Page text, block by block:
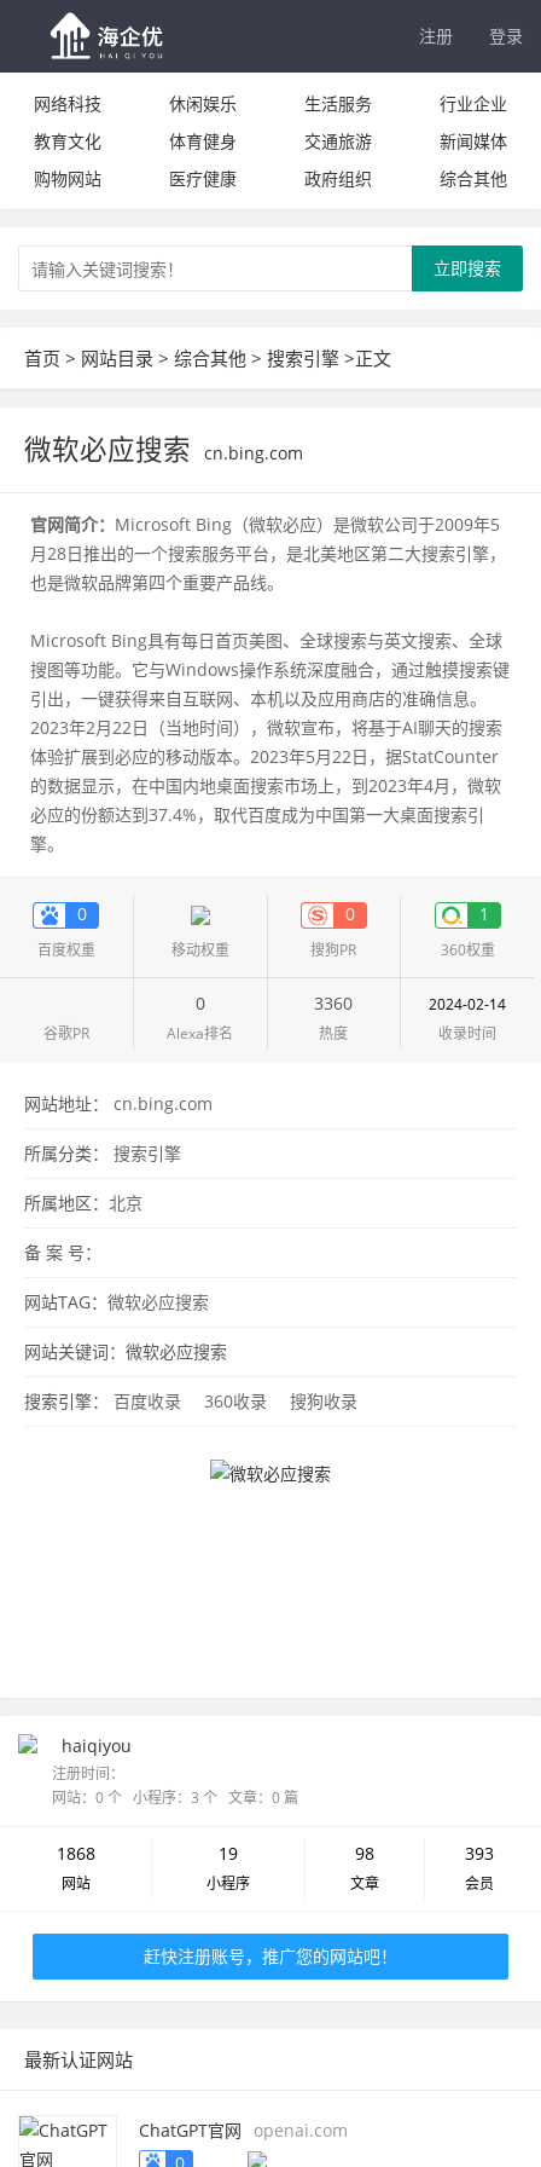
注册 登录
网络科技 休闲娱乐 生活服务
行业企业
教育文化
体育健身 交通旅游
新闻媒体
购物网站
医疗健康 政府组织 综合其他
立即搜索
首页 > 网站目录 > 综合其他 > 搜索引擎 >正文
微软必应搜索 cn.bing.com
官网简介： Microsoft Bing（微软必应）是微软公司于2009年5
月28日推出的一个搜索服务平台，是北美地区第二大搜索引擎，
也是微软品牌第四个重要产品线。
Microsoft Bing具有每日首页美图、全球搜索与英文搜索、全球
搜图等功能。它与Windows操作系统深度融合，通过触摸搜索键
引出，一键获得来自互联网、本机以及应用商店的准确信息。
2023年2月22日（当地时间），微软宣布，将基于AI聊天的搜索
体验扩展到必应的移动版本。2023年5月22日，据StatCounter
的数据显示，在中国内地桌面搜索市场上，到2023年4月，微软
必应的份额达到37.4%，取代百度成为中国第一大桌面搜索引
擎。
0
百度权重 移动权重
0
搜狗PR
1
360权重
谷歌PR
0
Alexa排名
3360
热度
2024-02-14
收录时间
网站地址： cn.bing.com
所属分类： 搜索引擎
所属地区： 北京
备 案 号：
网站TAG： 微软必应搜索
网站关键词：微软必应搜索
搜索引擎： 百度收录 360收录 搜狗收录
haiqiyou
注册时间：
网站：0 个 小程序：3 个 文章：0 篇
1868
网站
19
小程序
98
文章
393
会员
赶快注册账号，推广您的网站吧！
最新认证网站
ChatGPT官网
openai.com
0